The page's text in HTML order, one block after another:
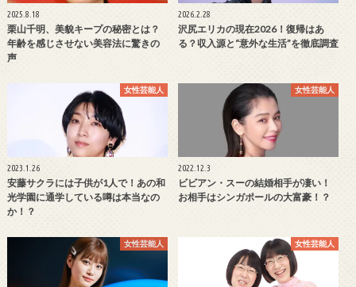
2025.8.18
栗山千明、美貌キープの秘密とは？
年齢を感じさせない美容法に驚きの
声
2026.2.28
沢尻エリカの現在2026！復帰はあ
る？収入源と“意外な生活”を徹底調査
女性芸能人
2023.1.26
安藤サクラには子供が1人で！あの和
光学園に通学している噂は本当なの
か！？
女性芸能人
2022.12.3
ビビアン・スーの結婚相手が凄い！
お相手はシンガポールの大富豪！？
女性芸能人 女性芸能人